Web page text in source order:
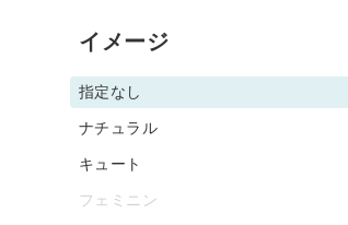
イメージ
指定なし
ナチュラル
キュート
フェミニン